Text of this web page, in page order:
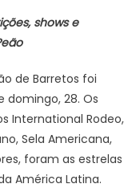
shows e
de Barretos foi
28. Os
International Rodeo,
Sela Americana,
foram as estrelas
América Latina.